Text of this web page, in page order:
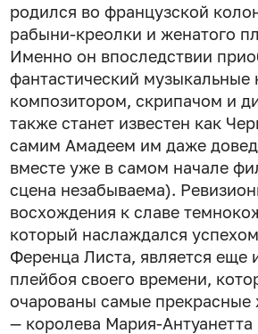
родился во французской
рабыни-креолки и женатого
Именно он впоследствии
фантастический музыкальные
композитором, скрипачом и
также станет известен как
самим Амадеем им даже
вместе уже в самом начале
сцена незабываема).
восхождения к славе
который наслаждался
Ференца Листа, является еще
плейбоя своего времени,
очарованы самые
— королева Мария-